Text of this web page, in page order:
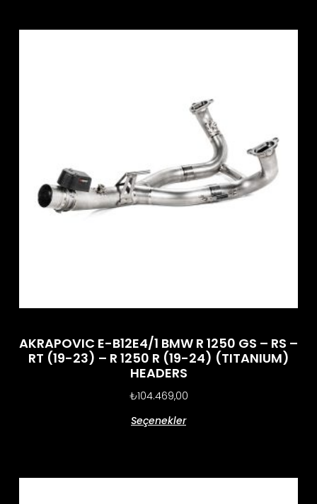
AKRAPOVIC E-B12E4/1 BMW R 1250 GS – RS –
RT (19-23) – R 1250 R (19-24) (TITANIUM)
HEADERS
₺104.469,00
Seçenekler